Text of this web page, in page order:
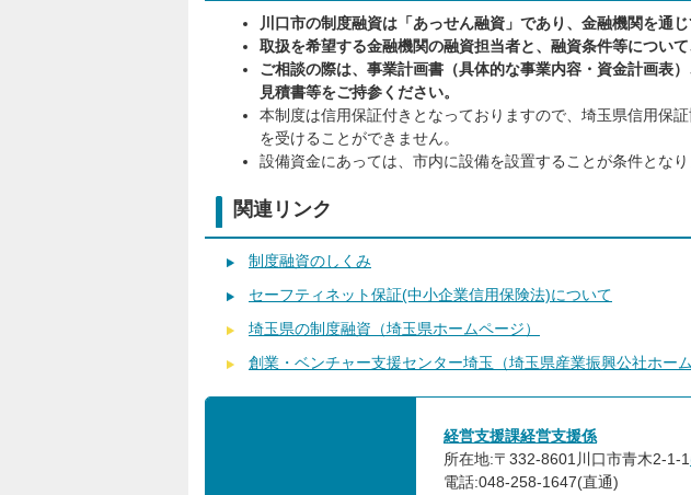
川口市の制度融資は「あっせん融資」であり、金融機関を通じ
取扱を希望する金融機関の融資担当者と、融資条件等について
ご相談の際は、事業計画書（具体的な事業内容・資金計画表
見積書等をご持参ください。
本制度は信用保証付きとなっておりますので、埼玉県信用保
を受けることができません。
設備資金にあっては、市内に設備を設置することが条件となり
関連リンク
制度融資のしくみ
セーフティネット保証(中小企業信用保険法)について
埼玉県の制度融資（埼玉県ホームページ）
創業・ベンチャー支援センター埼玉（埼玉県産業振興公社ホーム
経営支援課経営支援係
所在地:〒332-8601川口市青木2-1-1
電話:048-258-1647(直通)